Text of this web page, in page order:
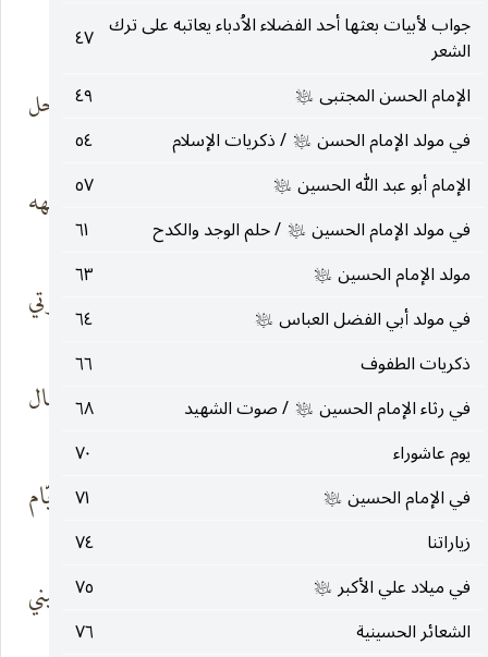
جواب لأبيات بعثها أحد الفضلاء الاُدباء يعاتبه على ترك
الشعر
٤٧
الإمام الحسن المجتبى عليه‌السلام
٤٩
في مولد الإمام الحسن عليه‌السلام / ذكريات الإسلام
٥٤
الإمام أبو عبد الله الحسين عليه‌السلام
٥٧
في مولد الإمام الحسين عليه‌السلام / حلم الوجد والكدح
٦١
مولد الإمام الحسين عليه‌السلام
٦٣
في مولد أبي الفضل العباس عليه‌السلام
٦٤
ذكريات الطفوف
٦٦
في رثاء الإمام الحسين عليه‌السلام / صوت الشهيد
٦٨
يوم عاشوراء
٧٠
في الإمام الحسين عليه‌السلام
٧١
زياراتنا
٧٤
في ميلاد علي الأكبر عليه‌السلام
٧٥
الشعائر الحسينية
٧٦
* * *
يا لمح ليس القفر
من شِيَمي فلعلّ إرث الوحل يغتفر
بيني وبينک فيمخاطره جمرٌ ، أيذوي وجههالأشر
ولقد طرقت الباب
من قِدمٍ أيظلّ يقمع صوتي
أتظلّ تجمد لعنةٌغرقت في بؤسها الأجيال والعصر
أيظلّ تاريخ الدمارعلی دهرٍ به الأيّام
کلا ، فخلف
الغيب بارقة ستطلّ في عيني